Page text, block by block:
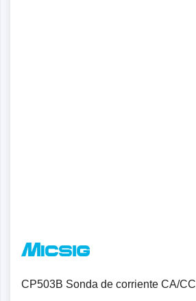
CP503B Sonda de corriente CA/CC